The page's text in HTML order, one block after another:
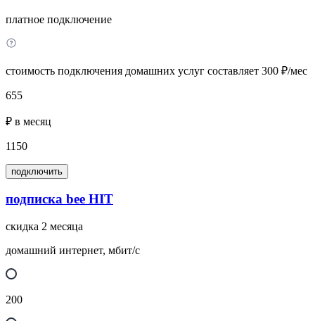
платное подключение
стоимость подключения домашних услуг составляет 300 ₽/мес
655
₽ в месяц
1150
подключить
подписка bee HIT
скидка 2 месяца
домашний интернет, мбит/с
200